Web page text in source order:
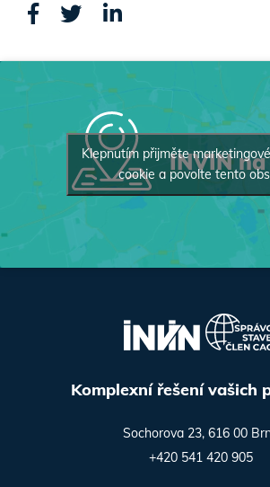
INVIN
Klepnutím přijměte
cookie a povolte tento
Komplexní řešení vašich
Sochorova 23, 616 00
+420 541 420 905